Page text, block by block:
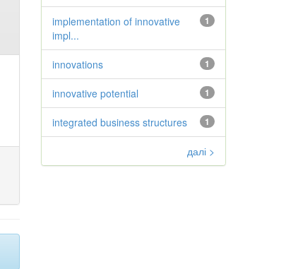
1
implementation of innovative
impl...
1
innovations
1
innovative potential
1
integrated business structures
далі >